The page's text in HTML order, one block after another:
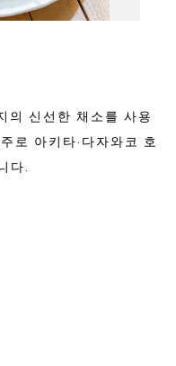
의 신선한 채소를 사용
로 아키타·다자와코 호
다.